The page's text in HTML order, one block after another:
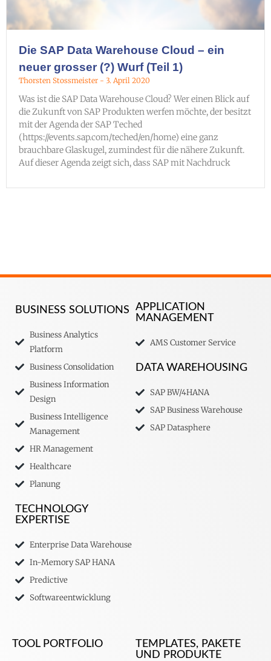
Die SAP Data Warehouse Cloud – ein
neuer grosser (?) Wurf (Teil 1)
Thorsten Stossmeister 3. April 2020
Was ist die SAP Data Warehouse Cloud? Wer einen Blick auf
die Zukunft von SAP Produkten werfen möchte, der besitzt
mit der Agenda der SAP Teched
(https://events.sap.com/teched/en/home) eine ganz
brauchbare Glaskugel, zumindest für die nähere Zukunft.
Auf dieser Agenda zeigt sich, dass SAP mit Nachdruck
BUSINESS SOLUTIONS
Business Analytics
Platform
Business Consolidation
Business Information
Design
Business Intelligence
Management
HR Management
Healthcare
Planung
TECHNOLOGY
EXPERTISE
Enterprise Data Warehouse
In-Memory SAP HANA
Predictive
Softwareentwicklung
APPLICATION
MANAGEMENT
AMS Customer Service
DATA WAREHOUSING
SAP BW/4HANA
SAP Business Warehouse
SAP Datasphere
TOOL PORTFOLIO
TEMPLATES, PAKETE
UND PRODUKTE